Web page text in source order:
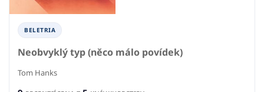
BELETRIA
Neobvyklý typ (něco málo povídek)
Tom Hanks